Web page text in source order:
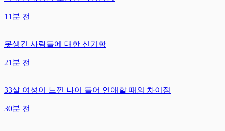
11분 전
못생긴 사람들에 대한 신기함
21분 전
33살 여성이 느낀 나이 들어 연애할 때의 차이점
30분 전